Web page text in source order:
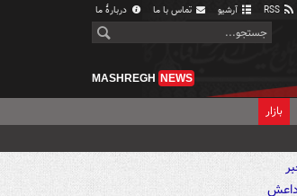
آرشیو تماس با ما دربارهٔ ما
MASHREGH NEWS
بازار